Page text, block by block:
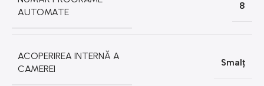
AUTOMATE
8
ACOPERIREA INTERNĂ A
CAMEREI
Smalț